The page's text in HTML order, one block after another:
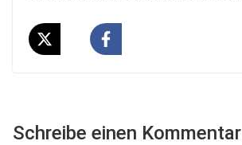
Schreibe einen Kommentar